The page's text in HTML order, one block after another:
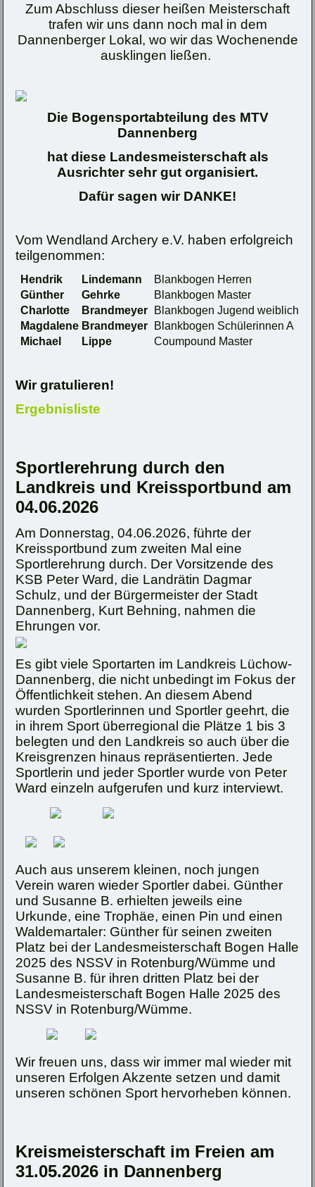
Zum Abschluss dieser heißen Meisterschaft
trafen wir uns dann noch mal in dem
Dannenberger Lokal, wo wir das Wochenende
ausklingen ließen.
Die Bogensportabteilung des MTV
Dannenberg
hat diese Landesmeisterschaft als
Ausrichter sehr gut organisiert.
Dafür sagen wir DANKE!
Vom Wendland Archery e.V. haben erfolgreich
teilgenommen:
Hendrik Lindemann
Blankbogen Herren
Günther
Gehrke
Blankbogen Master
Charlotte
Brandmeyer
Blankbogen Jugend weiblich
Magdalene Brandmeyer
Blankbogen Schülerinnen A
Michael
Lippe Coumpound Master
Wir gratulieren!
Ergebnisliste
Sportlerehrung durch den
Landkreis und Kreissportbund am
04.06.2026
Am Donnerstag, 04.06.2026, führte der
Kreissportbund zum zweiten Mal eine
Sportlerehrung durch. Der Vorsitzende des
KSB Peter Ward, die Landrätin Dagmar
Schulz, und der Bürgermeister der Stadt
Dannenberg, Kurt Behning, nahmen die
Ehrungen vor.
Es gibt viele Sportarten im Landkreis Lüchow-
Dannenberg, die nicht unbedingt im Fokus der
Öffentlichkeit stehen. An diesem Abend
wurden Sportlerinnen und Sportler geehrt, die
in ihrem Sport überregional die Plätze 1 bis 3
belegten und den Landkreis so auch über die
Kreisgrenzen hinaus repräsentierten. Jede
Sportlerin und jeder Sportler wurde von Peter
Ward einzeln aufgerufen und kurz interviewt.
Auch aus unserem kleinen, noch jungen
Verein waren wieder Sportler dabei. Günther
und Susanne B. erhielten jeweils eine
Urkunde, eine Trophäe, einen Pin und einen
Waldemartaler: Günther für seinen zweiten
Platz bei der Landesmeisterschaft Bogen Halle
2025 des NSSV in Rotenburg/Wümme und
Susanne B. für ihren dritten Platz bei der
Landesmeisterschaft Bogen Halle 2025 des
NSSV in Rotenburg/Wümme.
Wir freuen uns, dass wir immer mal wieder mit
unseren Erfolgen Akzente setzen und damit
unseren schönen Sport hervorheben können.
Kreismeisterschaft im Freien am
31.05.2026 in Dannenberg